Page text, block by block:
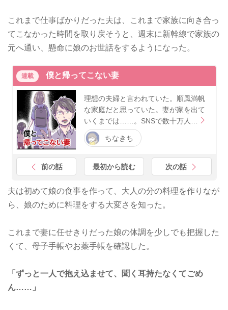
これまで仕事ばかりだった夫は、これまで家族に向き合っ
てこなかった時間を取り戻そうと、週末に新幹線で家族の
元へ通い、懸命に娘のお世話をするようになった。
連載 僕と帰ってこない妻
理想の夫婦と言われていた。順風満帆
な家庭だと思っていた。妻が家を出て
いくまでは……。SNSで数十万人…
ちなきち
前の話 最初から読む 次の話
夫は初めて娘の食事を作って、大人の分の料理を作りなが
ら、娘のために料理をする大変さを知った。
これまで妻に任せきりだった娘の体調を少しでも把握した
くて、母子手帳やお薬手帳を確認した。
「ずっと一人で抱え込ませて、聞く耳持たなくてごめ
ん……」